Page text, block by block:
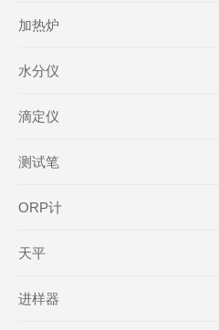
加热炉
水分仪
滴定仪
测试笔
ORP计
天平
进样器